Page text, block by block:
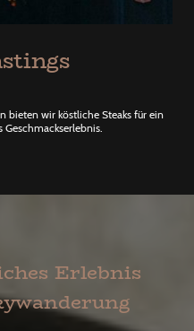
bieten wir köstliche Steaks für ein
Erlebnis